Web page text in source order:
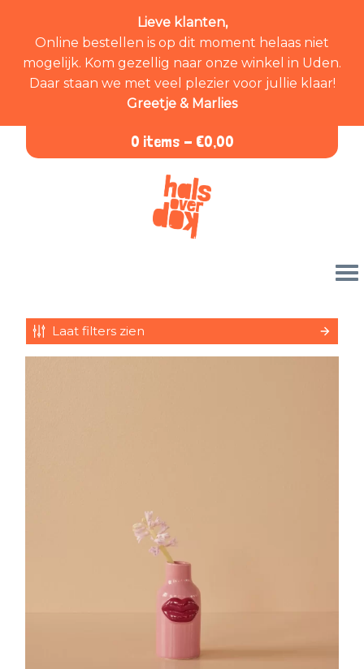
Lieve klanten,
Online bestellen is op dit moment helaas niet
mogelijk. Kom gezellig naar onze winkel in Uden.
Daar staan we met veel plezier voor jullie klaar!
Greetje & Marlies
0 items - €0,00
Laat filters zien